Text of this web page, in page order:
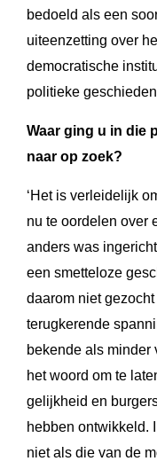
bedoeld als een
uiteenzetting over
democratische
politieke
Waar ging u in die
naar op zoek?
‘Het is verleidelijk
nu te oordelen over
anders was
een smetteloze
daarom niet
terugkerende
bekende als minder
het woord om te
gelijkheid en
hebben ontwikkeld.
niet als die van de